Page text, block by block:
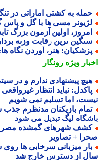
به کشتی اماراتی در تنگه
مسی ها با گل و پاس
اولین آزمون بزرگ
ترین رقابت وزنه
هنر، آوردن نگاه
ویژهرونگار
پیشنهادی ندارم و در سیتی
نباید انتظار غیرواقعی از
اما تسلیم نمی شویم
بازیکنان مدنظرم جذب
لیگ تبدیل می شود
شهرهای گمشده مصر
+ تصاویر
میزبانی سرخابی ها روی
از دسترس خارج شد